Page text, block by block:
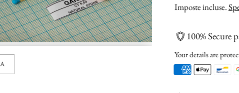
Imposte incluse.
100% Secure
Your details are